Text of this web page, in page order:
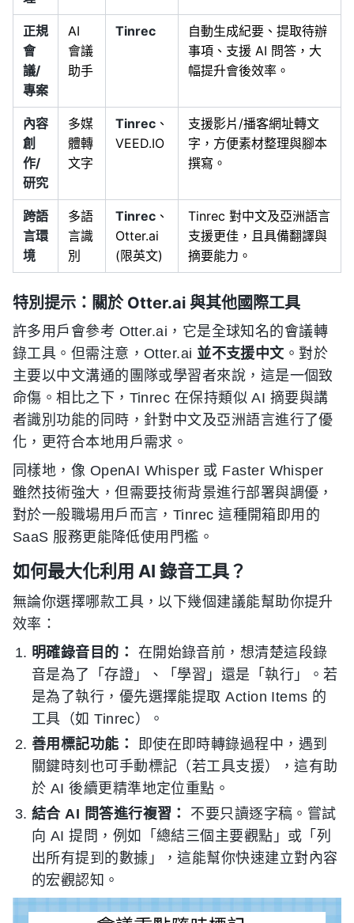
正規
會
議/
專案
AI
會議
助手
Tinrec
自動生成紀要、提取待辦
事項、支援 AI 問答，大
幅提升會後效率。
內容
創
作/
研究
多媒
體轉
文字
Tinrec 、
VEED.IO
支援影片/播客網址轉文
字，方便素材整理與腳本
撰寫。
跨語
言環
境
多語
言識
別
Tinrec 、
Otter.ai
(限英文)
Tinrec 對中文及亞洲語言
支援更佳，且具備翻譯與
摘要能力。
特別提示：關於 Otter.ai 與其他國際工具
許多用戶會參考 Otter.ai，它是全球知名的會議轉
錄工具。但需注意，Otter.ai 並不支援中文。對於
主要以中文溝通的團隊或學習者來說，這是一個致
命傷。相比之下，Tinrec 在保持類似 AI 摘要與講
者識別功能的同時，針對中文及亞洲語言進行了優
化，更符合本地用戶需求。
同樣地，像 OpenAI Whisper 或 Faster Whisper
雖然技術強大，但需要技術背景進行部署與調優，
對於一般職場用戶而言，Tinrec 這種開箱即用的
SaaS 服務更能降低使用門檻。
如何最大化利用 AI 錄音工具？
無論你選擇哪款工具，以下幾個建議能幫助你提升
效率：
明確錄音目的：
在開始錄音前，想清楚這段錄
音是為了「存證」、「學習」還是「執行」。若
是為了執行，優先選擇能提取 Action Items 的
工具（如 Tinrec）。
善用標記功能：
即使在即時轉錄過程中，遇到
關鍵時刻也可手動標記（若工具支援），這有助
於 AI 後續更精準地定位重點。
結合 AI 問答進行複習：
不要只讀逐字稿。嘗試
向 AI 提問，例如「總結三個主要觀點」或「列
出所有提到的數據」，這能幫你快速建立對內容
的宏觀認知。